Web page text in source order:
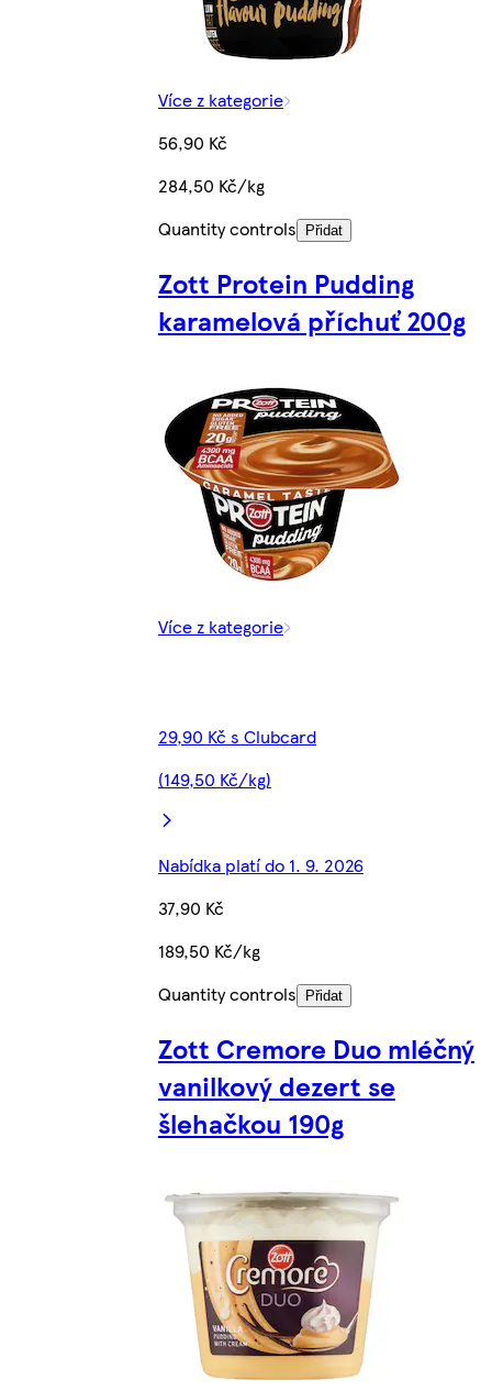
Více z kategorie
56,90 Kč
284,50 Kč/kg
Quantity controls
Přidat
Zott Protein Pudding
karamelová příchuť 200g
Více z kategorie
29,90 Kč s Clubcard
(149,50 Kč/kg)
Nabídka platí do 1. 9. 2026
37,90 Kč
189,50 Kč/kg
Quantity controls
Přidat
Zott Cremore Duo mléčný
vanilkový dezert se
šlehačkou 190g